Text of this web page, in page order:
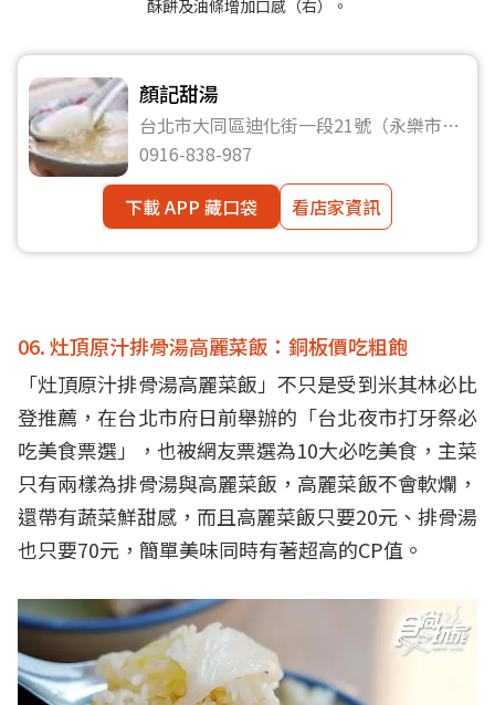
酥餅及油條增加口感（右）。
顏記甜湯
台北市大同區迪化街一段21號（永樂市場
一樓1204室）
0916-838-987
下載 APP 藏口袋
看店家資訊
06. 灶頂原汁排骨湯高麗菜飯：銅板價吃粗飽
「灶頂原汁排骨湯高麗菜飯」不只是受到米其林必比
登推薦，在台北市府日前舉辦的「台北夜市打牙祭必
吃美食票選」，也被網友票選為10大必吃美食，主菜
只有兩樣為排骨湯與高麗菜飯，高麗菜飯不會軟爛，
還帶有蔬菜鮮甜感，而且高麗菜飯只要20元、排骨湯
也只要70元，簡單美味同時有著超高的CP值。